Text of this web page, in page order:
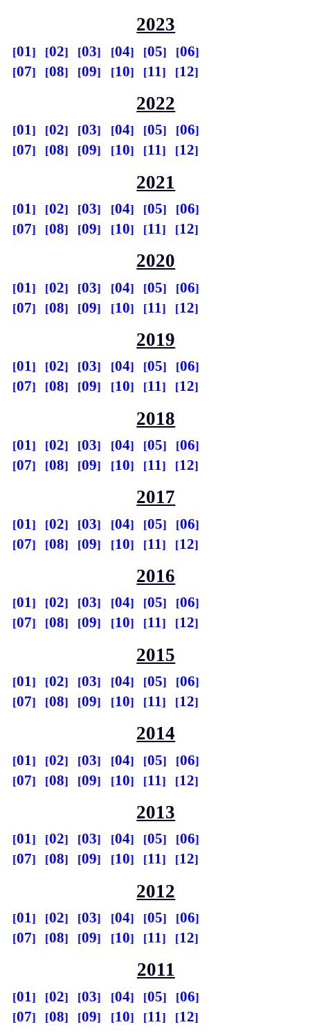
2023
01 02 03 04 05
06
07
08 09 10 11 12
2022
01 02 03 04 05
06
07
08 09 10 11 12
2021
01 02 03 04 05
06
07
08 09 10 11 12
2020
01 02 03 04 05
06
07
08 09 10 11 12
2019
01 02 03 04 05
06
07
08 09 10 11 12
2018
01 02 03 04 05
06
07
08 09 10 11 12
2017
01 02 03 04 05
06
07
08 09 10 11 12
2016
01 02 03 04 05
06
07
08 09 10 11 12
2015
01 02 03 04 05
06
07
08 09 10 11 12
2014
01 02 03 04 05
06
07
08 09 10 11 12
2013
01 02 03 04 05
06
07
08 09 10 11 12
2012
01 02 03 04 05
06
07
08 09 10 11 12
2011
01 02 03 04 05
06
07
08 09 10 11 12